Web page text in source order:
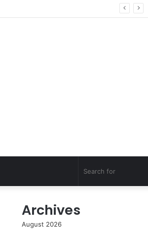
Archives
August 2026